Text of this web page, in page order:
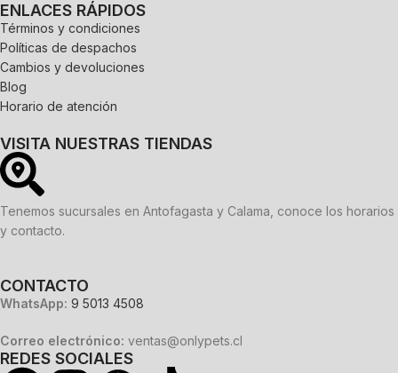
ENLACES RÁPIDOS
Términos y condiciones
Políticas de despachos
Cambios y devoluciones
Blog
Horario de atención
VISITA NUESTRAS TIENDAS
Tenemos sucursales en Antofagasta y Calama, conoce los horarios
y contacto.
CONTACTO
WhatsApp: 9 5013 4508
Correo electrónico: ventas@onlypets.cl
REDES SOCIALES